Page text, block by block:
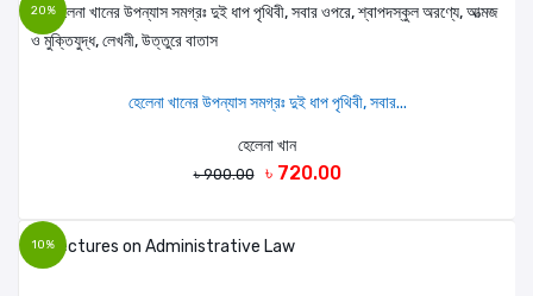
20%
হেলেনা খানের উপন্যাস সমগ্রঃ দুই ধাপ পৃথিবী, সবার...
হেলেনা খান
৳ 900.00 ৳ 720.00
10%